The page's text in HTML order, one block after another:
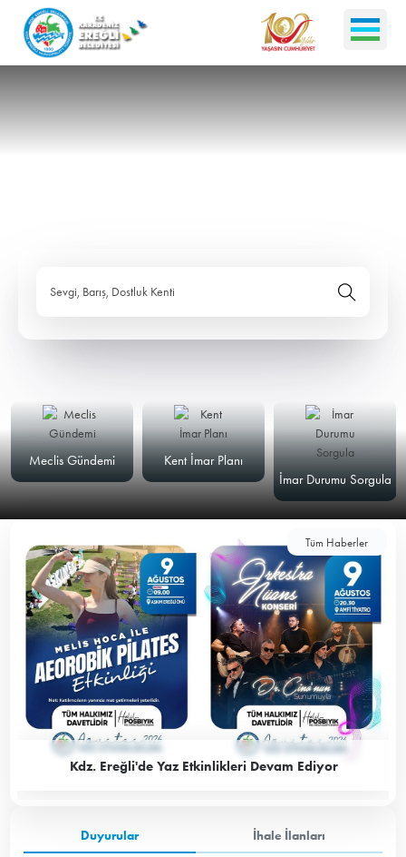
Sevgi, Barış, Dostluk Kenti
Meclis Gündemi
Kent İmar Planı
İmar Durumu Sorgula
Tüm Haberler
Kdz. Ereğli'de Yaz Etkinlikleri Devam Ediyor
Duyurular İhale İlanları